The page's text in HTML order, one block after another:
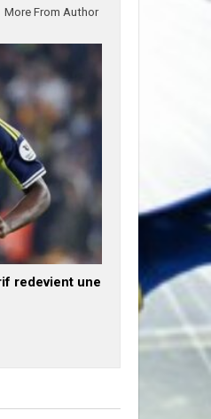
More From Author
redevient une